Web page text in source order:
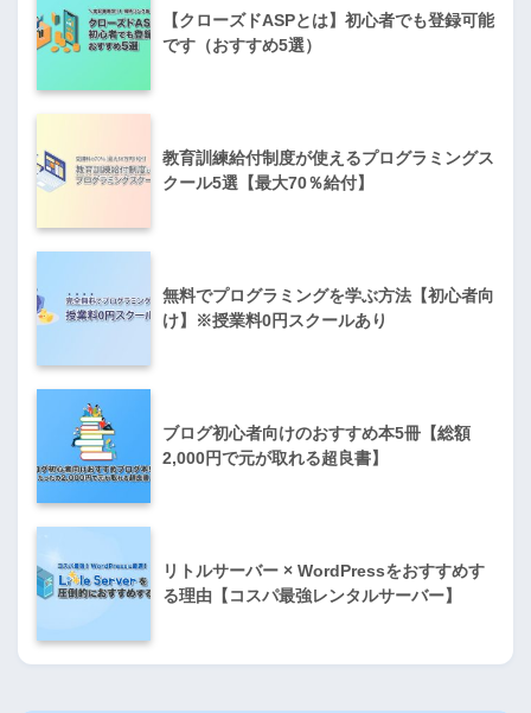
【クローズドASPとは】初心者でも登録可能
です（おすすめ5選）
教育訓練給付制度が使えるプログラミングス
クール5選【最大70％給付】
無料でプログラミングを学ぶ方法【初心者向
け】※授業料0円スクールあり
ブログ初心者向けのおすすめ本5冊【総額
2,000円で元が取れる超良書】
リトルサーバー × WordPressをおすすめす
る理由【コスパ最強レンタルサーバー】